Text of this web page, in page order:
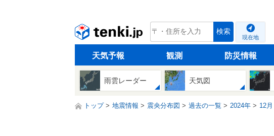
tenki.jp 検索
現在地
天気予報 観測 防災情報
雨雲レーダー 天気図
トップ 地震情報 震央分布図 過去の一覧 2024年 12月